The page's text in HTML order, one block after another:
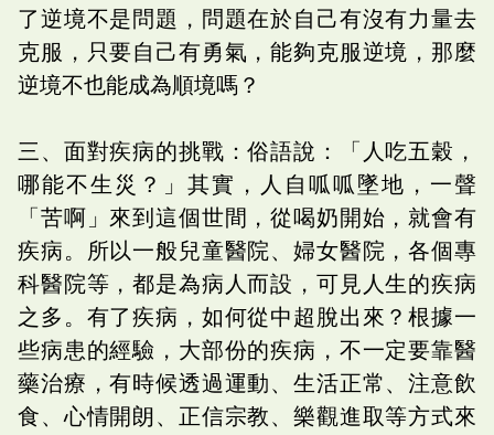
了逆境不是問題，問題在於自己有沒有力量去
克服，只要自己有勇氣，能夠克服逆境，那麼
逆境不也能成為順境嗎？
三、面對疾病的挑戰：俗語說：「人吃五穀，
哪能不生災？」其實，人自呱呱墜地，一聲
「苦啊」來到這個世間，從喝奶開始，就會有
疾病。所以一般兒童醫院、婦女醫院，各個專
科醫院等，都是為病人而設，可見人生的疾病
之多。有了疾病，如何從中超脫出來？根據一
些病患的經驗，大部份的疾病，不一定要靠醫
藥治療，有時候透過運動、生活正常、注意飲
食、心情開朗、正信宗教、樂觀進取等方式來